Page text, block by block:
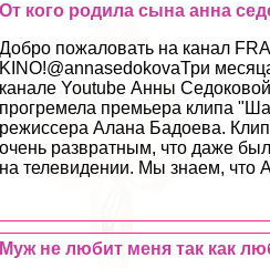
От кого родила сына анна
Добро пожаловать на канал
KINO!@annasedokovaТри
канале Youtube Анны Седоковой
прогремела премьера клипа
режиссера Алана Бадоева.
очень рaзвpaтным, что даже
на телевидении. Мы знаем, что
Муж не любит меня так как